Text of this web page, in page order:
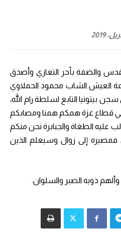
والضفة بأحر التعازي وأصدق
العيش الشاب محمود الحملاوي
بيتونيا التابع لسلطة رام الله،
في قطاع غزة همكم همنا ومصابكم
عليه الطغاة والجبابرة نحن منكم
فمصيره إلى زوال وسيعلم الذين
ذويه الصبر والسلوان.